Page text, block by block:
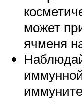
может
ячменя